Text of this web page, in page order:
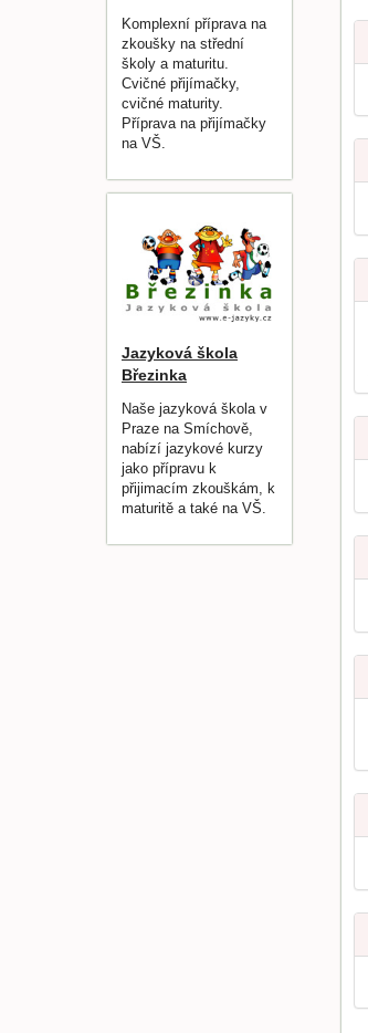
Komplexní příprava na
zkoušky na střední
školy a maturitu.
Cvičné přijímačky,
cvičné maturity.
Příprava na přijímačky
na VŠ.
Jazyková škola
Březinka
Naše jazyková škola v
Praze na Smíchově,
nabízí jazykové kurzy
jako přípravu k
přijimacím zkouškám, k
maturitě a také na VŠ.